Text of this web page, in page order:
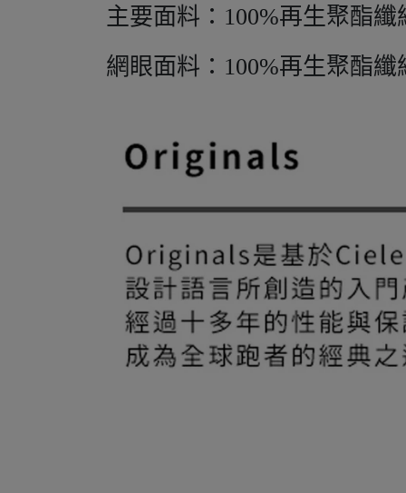
主要面料：100%再生聚酯纖
網眼面料：100%再生聚酯纖